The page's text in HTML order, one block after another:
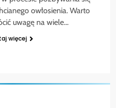
owłosienia. Warto
uwagę na wiele…
więcej